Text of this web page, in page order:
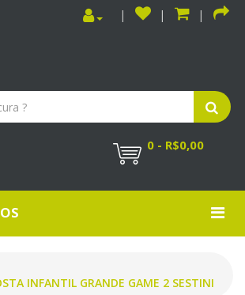
0 - R$0,00
INFANTIL GRANDE GAME 2 SESTINI